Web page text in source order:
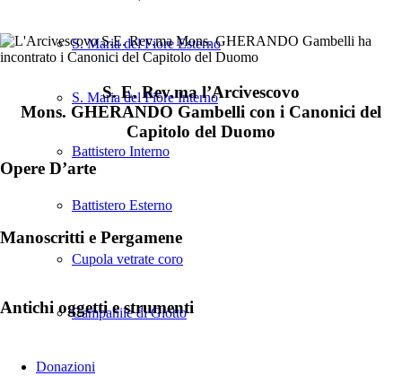
S. Maria del Fiore Esterno
S. Maria del Fiore Interno
Battistero Interno
Battistero Esterno
Cupola vetrate coro
Campanile di Giotto
Donazioni
S. E. Rev.ma l’Arcivescovo
Mons. GHERANDO Gambelli con i Canonici del
Capitolo del Duomo
Opere D’arte
Manoscritti e Pergamene
Antichi oggetti e strumenti